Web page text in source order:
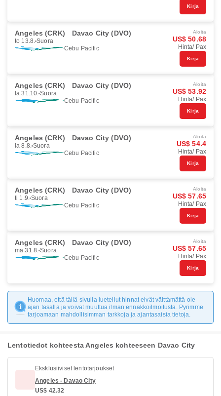
Kirja
Angeles (CRK) Davao City (DVO)
to 13.8. Suora
Cebu Pacific
Aloita
US$ 50.68
Hinta/ Pax
Kirja
Angeles (CRK) Davao City (DVO)
la 31.10. Suora
Cebu Pacific
Aloita
US$ 53.92
Hinta/ Pax
Kirja
Angeles (CRK) Davao City (DVO)
la 8.8. Suora
Cebu Pacific
Aloita
US$ 54.4
Hinta/ Pax
Kirja
Angeles (CRK) Davao City (DVO)
ti 1.9. Suora
Cebu Pacific
Aloita
US$ 57.65
Hinta/ Pax
Kirja
Angeles (CRK) Davao City (DVO)
ma 31.8. Suora
Cebu Pacific
Aloita
US$ 57.65
Hinta/ Pax
Kirja
Huomaa, että tällä sivulla luetellut hinnat eivät välttämättä ole
ajan tasalla ja voivat muuttua ilman ennakkoilmoitusta. Pyrimme
tarjoamaan mahdollisimman tarkkoja ja ajantasaisia tietoja.
Lentotiedot kohteesta Angeles kohteeseen Davao City
Eksklusiiviset lentotarjoukset
Angeles - Davao City
US$ 42.32